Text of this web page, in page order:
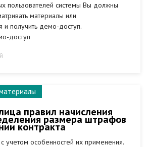
пользователей системы Вы должны
материалы или
и получить демо-доступ.
доступ
правил начисления
размера штрафов
контракта
учетом особенностей их применения.